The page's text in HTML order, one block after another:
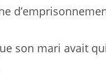
son mari avait